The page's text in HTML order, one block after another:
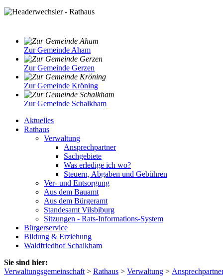
Zur Gemeinde Aham
Zur Gemeinde Gerzen
Zur Gemeinde Kröning
Zur Gemeinde Schalkham
Aktuelles
Rathaus
Verwaltung
Ansprechpartner
Sachgebiete
Was erledige ich wo?
Steuern, Abgaben und Gebühren
Ver- und Entsorgung
Aus dem Bauamt
Aus dem Bürgeramt
Standesamt Vilsbiburg
Sitzungen - Rats-Informations-System
Bürgerservice
Bildung & Erziehung
Waldfriedhof Schalkham
Sie sind hier:
Verwaltungsgemeinschaft > Rathaus > Verwaltung >